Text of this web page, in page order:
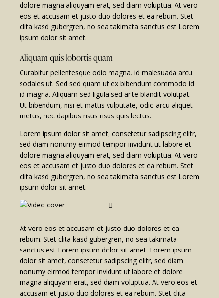
dolore magna aliquyam erat, sed diam voluptua. At vero
eos et accusam et justo duo dolores et ea rebum. Stet
clita kasd gubergren, no sea takimata sanctus est Lorem
ipsum dolor sit amet.
Aliquam quis lobortis quam
Curabitur pellentesque odio magna, id malesuada arcu
sodales ut. Sed sed quam ut ex bibendum commodo id
id magna. Aliquam sed ligula sed ante blandit volutpat.
Ut bibendum, nisi et mattis vulputate, odio arcu aliquet
metus, nec dapibus risus risus quis lectus.
Lorem ipsum dolor sit amet, consetetur sadipscing elitr,
sed diam nonumy eirmod tempor invidunt ut labore et
dolore magna aliquyam erat, sed diam voluptua. At vero
eos et accusam et justo duo dolores et ea rebum. Stet
clita kasd gubergren, no sea takimata sanctus est Lorem
ipsum dolor sit amet.
At vero eos et accusam et justo duo dolores et ea
rebum. Stet clita kasd gubergren, no sea takimata
sanctus est Lorem ipsum dolor sit amet. Lorem ipsum
dolor sit amet, consetetur sadipscing elitr, sed diam
nonumy eirmod tempor invidunt ut labore et dolore
magna aliquyam erat, sed diam voluptua. At vero eos et
accusam et justo duo dolores et ea rebum. Stet clita